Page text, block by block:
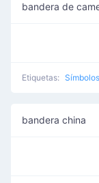
bandera de
Etiquetas:
bandera china